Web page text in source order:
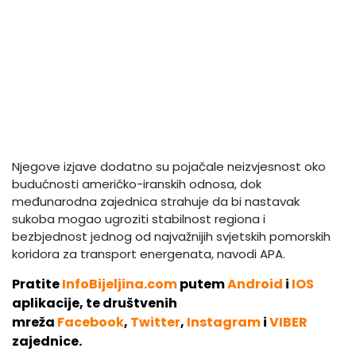
Njegove izjave dodatno su pojačale neizvjesnost oko
budućnosti američko-iranskih odnosa, dok
međunarodna zajednica strahuje da bi nastavak
sukoba mogao ugroziti stabilnost regiona i
bezbjednost jednog od najvažnijih svjetskih pomorskih
koridora za transport energenata, navodi APA.
PratiteInfoBijeljina.computemAndroid i IOS
aplikacije, te društvenih
mreža Facebook, Twitter, InstagramiVIBER
zajednice.